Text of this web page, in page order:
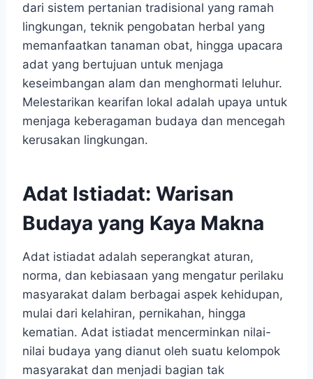
dari sistem pertanian tradisional yang ramah
lingkungan, teknik pengobatan herbal yang
memanfaatkan tanaman obat, hingga upacara
adat yang bertujuan untuk menjaga
keseimbangan alam dan menghormati leluhur.
Melestarikan kearifan lokal adalah upaya untuk
menjaga keberagaman budaya dan mencegah
kerusakan lingkungan.
Adat Istiadat: Warisan
Budaya yang Kaya Makna
Adat istiadat adalah seperangkat aturan,
norma, dan kebiasaan yang mengatur perilaku
masyarakat dalam berbagai aspek kehidupan,
mulai dari kelahiran, pernikahan, hingga
kematian. Adat istiadat mencerminkan nilai-
nilai budaya yang dianut oleh suatu kelompok
masyarakat dan menjadi bagian tak